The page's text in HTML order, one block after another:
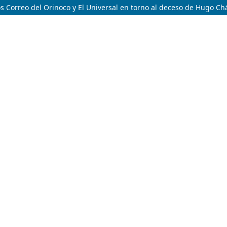
del Orinoco y El Universal en torno al deceso de Hugo